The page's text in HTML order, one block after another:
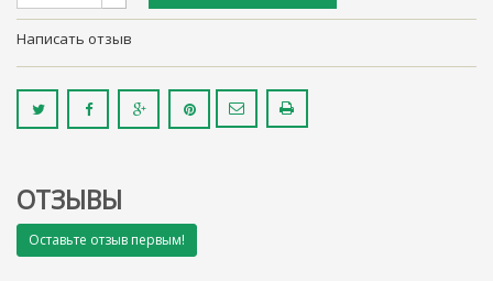
Написать отзыв
ОТЗЫВЫ
Оставьте отзыв первым!